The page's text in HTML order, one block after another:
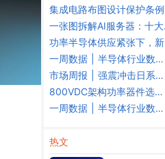
集成电路布图设计保护条例
大修落地！
一张图拆解AI服务器：十大
子系统选型指南
功率半导体供应紧张下，新
电元这些“硬通货”了解一下
一周数据 | 半导体行业数据
速览（260727-260803）
市场周报 | 强震冲击日系芯
片，瑞萨、罗姆、索尼、三
菱等交期需关注
800VDC架构功率器件选
型：ROHM与四大原厂路线
一周数据 | 半导体行业数据
热文